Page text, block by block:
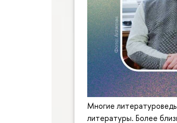
Многие
литературы. Более